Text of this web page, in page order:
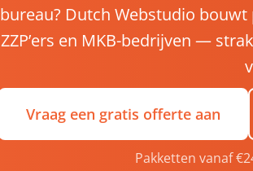
bureau? Dutch Webstudio
ZZP’ers en MKB-bedrijven —
Vraag een gratis offerte aan
Pakketten vanaf